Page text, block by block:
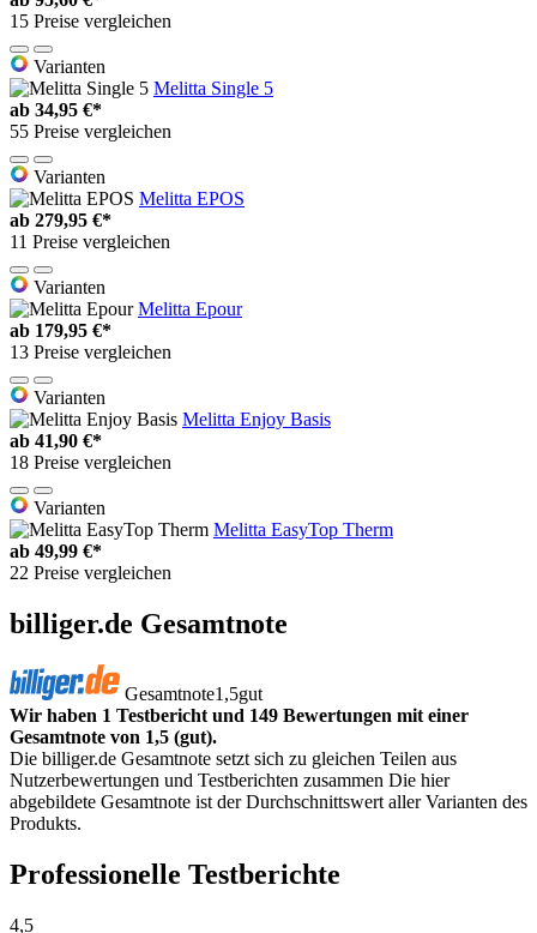
15 Preise vergleichen
Varianten
Melitta Single 5
ab 34,95 €*
55 Preise vergleichen
Varianten
Melitta EPOS
ab 279,95 €*
11 Preise vergleichen
Varianten
Melitta Epour
ab 179,95 €*
13 Preise vergleichen
Varianten
Melitta Enjoy Basis
ab 41,90 €*
18 Preise vergleichen
Varianten
Melitta EasyTop Therm
ab 49,99 €*
22 Preise vergleichen
billiger.de Gesamtnote
Gesamtnote1,5gut
Wir haben 1 Testbericht und 149 Bewertungen mit einer
Gesamtnote von 1,5 (gut).
Die billiger.de Gesamtnote setzt sich zu gleichen Teilen aus
Nutzerbewertungen und Testberichten zusammen Die hier
abgebildete Gesamtnote ist der Durchschnittswert aller Varianten des
Produkts.
Professionelle Testberichte
4,5